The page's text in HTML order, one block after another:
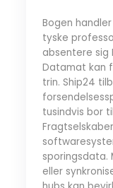
Bogen
tyske
absentere sig
Datamat kan
trin. Ship24
tusindvis bor
sporingsdata.
eller